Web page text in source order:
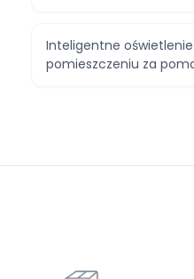
Inteligentne
pomieszczeniu za